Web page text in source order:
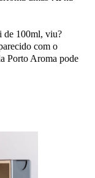
de 100ml, viu?
com o
Porto Aroma pode